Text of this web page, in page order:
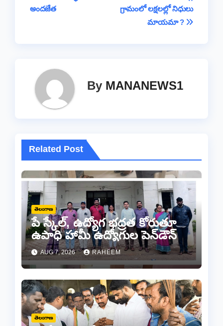
గ్రామంలో లక్షలల్లో నిధులు
మాయమా ?
అందజేత
By MANANEWS1
Related Post
తెలంగాణ
పే స్కేల్, ఉద్యోగ భద్రత కోరుతూ
ఉపాధి హామీ ఉద్యోగుల పెన్‌డౌన్
AUG 7, 2026 RAHEEM
తెలంగాణ